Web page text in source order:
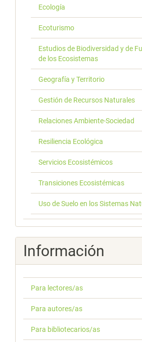
Ecología
Ecoturismo
Estudios de Biodiversidad y de
de los Ecosistemas
Geografía y Territorio
Gestión de Recursos Naturales
Relaciones Ambiente-Sociedad
Resiliencia Ecológica
Servicios Ecosistémicos
Transiciones Ecosistémicas
Uso de Suelo en los Sistemas
Información
Para lectores/as
Para autores/as
Para bibliotecarios/as